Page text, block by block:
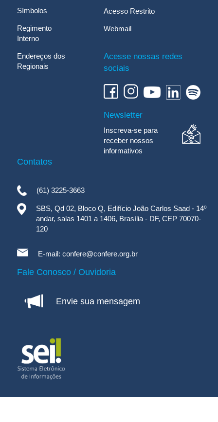
Símbolos
Regimento
Interno
Endereços dos
Regionais
Acesso Restrito
Webmail
Acesse nossas redes
sociais
Newsletter
Inscreva-se para
receber nossos
informativos
Contatos
(61) 3225-3663
SBS, Qd 02, Bloco Q, Edifício João Carlos Saad - 14º
andar, salas 1401 a 1406, Brasília - DF, CEP 70070-
120
E-mail: confere@confere.org.br
Fale Conosco / Ouvidoria
Envie sua mensagem